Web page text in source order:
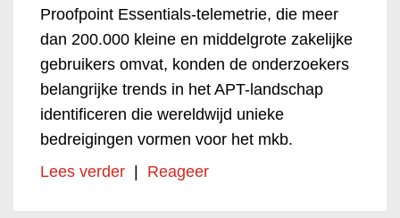
Proofpoint Essentials-telemetrie, die meer
dan 200.000 kleine en middelgrote zakelijke
gebruikers omvat, konden de onderzoekers
belangrijke trends in het APT-landschap
identificeren die wereldwijd unieke
bedreigingen vormen voor het mkb.
Lees verder
Reageer